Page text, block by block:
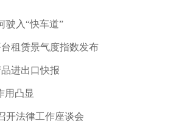
驶入“快车道”
租赁景气度指数发布
进出口快报
用凸显
开法律工作座谈会